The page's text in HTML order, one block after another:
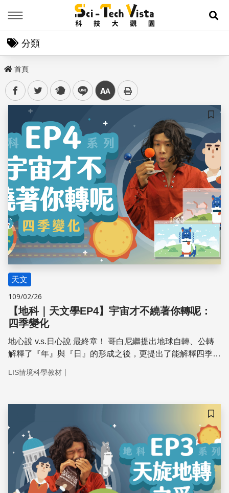
展
分類
首頁
facebooktwitter plurk line 中
儲存
天文
109/02/26
【地科｜天文學EP4】宇宙才不繞著你轉呢：
四季變化
地心說 v.s.日心說 最終章！ 哥白尼繼提出地球自轉、公轉
解釋了『年』與『日』的形成之後，更提出了能解釋四季變
LIS情境科學教材 ｜
儲存